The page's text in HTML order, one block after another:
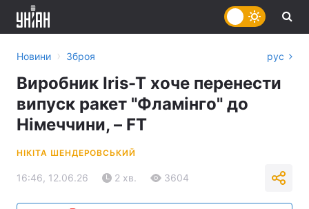
Новини › Зброя рус
Виробник Iris-T хоче перенести
випуск ракет "Фламінго" до
Німеччини, – FT
НІКІТА ШЕНДЕРОВСЬКИЙ
16:46, 12.06.26 2 хв. 3604